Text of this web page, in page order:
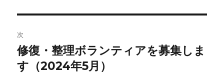
ビ
ゲ
ー
シ
稿:
次
次
の
修復・整理ボランティアを募集しま
す（2024年5月）